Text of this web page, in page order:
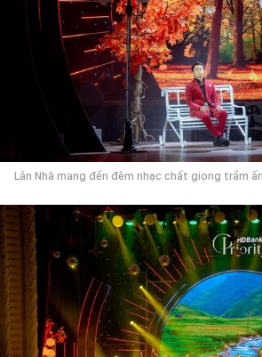
Lân Nhã mang đến đêm nhạc chất giọng trầm